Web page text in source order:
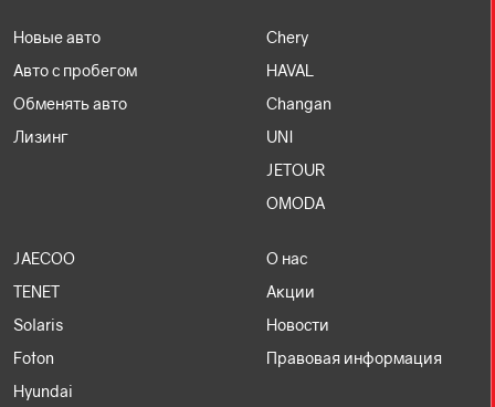
Новые авто
Авто с пробегом
Обменять авто
Лизинг
Chery
HAVAL
Changan
UNI
JETOUR
OMODA
JAECOO
TENET
Solaris
Foton
Hyundai
О нас
Акции
Новости
Правовая информация